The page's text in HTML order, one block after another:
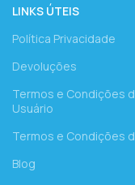
LINKS ÚTEIS
Política Privacidade
Devoluções
Termos e Condições
Usuário
Termos e Condições
Blog